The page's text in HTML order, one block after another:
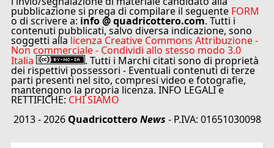
pubblicazione si prega di compilare il seguente FORM
o di scrivere a: info @ quadricottero.com. Tutti i
contenuti pubblicati, salvo diversa indicazione, sono
soggetti alla licenza Creative Commons Attribuzione -
Non commerciale - Condividi allo stesso modo 3.0
Italia . Tutti i Marchi citati sono di proprietà
dei rispettivi possessori - Eventuali contenuti di terze
parti presenti nel sito, compresi video e fotografie,
mantengono la propria licenza. INFO LEGALI e
RETTIFICHE: CHI SIAMO
2013 - 2026 QuadricotteroNews - P.IVA: 01651030098